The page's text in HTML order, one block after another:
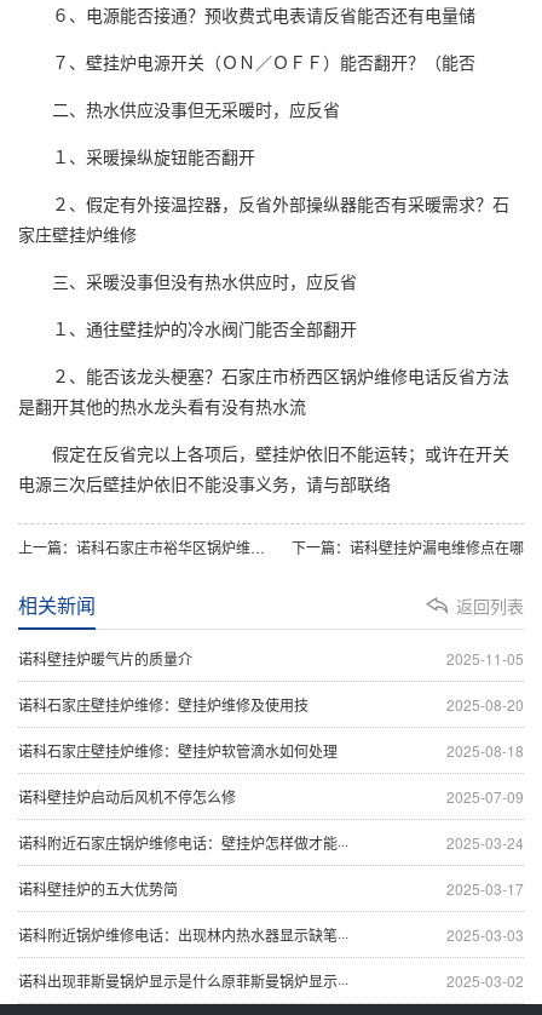
６、电源能否接通？预收费式电表请反省能否还有电量储
７、壁挂炉电源开关（ＯＮ／ＯＦＦ）能否翻开？（能否
二、热水供应没事但无采暖时，应反省
１、采暖操纵旋钮能否翻开
２、假定有外接温控器，反省外部操纵器能否有采暖需求？石
家庄壁挂炉维修
三、采暖没事但没有热水供应时，应反省
１、通往壁挂炉的冷水阀门能否全部翻开
２、能否该龙头梗塞？石家庄市桥西区锅炉维修电话反省方法
是翻开其他的热水龙头看有没有热水流
假定在反省完以上各项后，壁挂炉依旧不能运转；或许在开关
电源三次后壁挂炉依旧不能没事义务，请与部联络
上一篇：诺科石家庄市裕华区锅炉维修电话：壁挂炉系列如何正确补水 - 副本 下一篇：诺科壁挂炉漏电维修点在哪
返回列表
相关新闻
2025-11-05
诺科壁挂炉暖气片的质量介
2025-08-20
诺科石家庄壁挂炉维修：壁挂炉维修及使用技
2025-08-18
诺科石家庄壁挂炉维修：壁挂炉软管滴水如何处理
2025-07-09
诺科壁挂炉启动后风机不停怎么修
2025-03-24
诺科附近石家庄锅炉维修电话：壁挂炉怎样做才能···
2025-03-17
诺科壁挂炉的五大优势简
2025-03-03
诺科附近锅炉维修电话：出现林内热水器显示缺笔···
2025-03-02
诺科出现菲斯曼锅炉显示是什么原菲斯曼锅炉显示···